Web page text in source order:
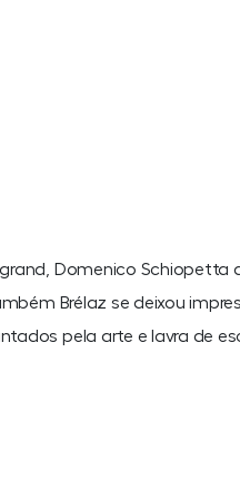
Domenico Schiopetta
Brélaz se deixou
pela arte e lavra de